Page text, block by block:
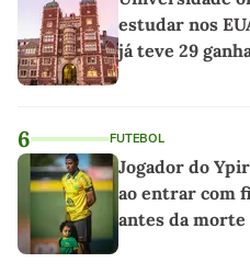
estudar nos
já teve 29
6 FUTEBOL
Jogador do
ao entrar com
antes da morte